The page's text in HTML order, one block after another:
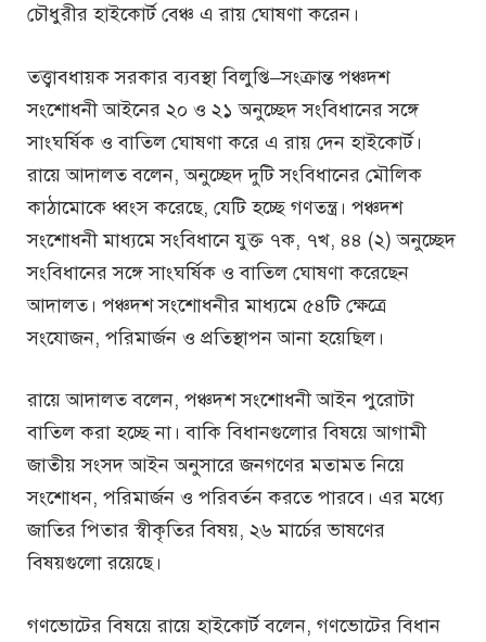
চৌধুরীর হাইকোর্ট বেঞ্চ এ রায় ঘোষণা করেন।
তত্ত্বাবধায়ক সরকার ব্যবস্থা বিলুপ্তি–সংক্রান্ত পঞ্চদশ
সংশোধনী আইনের ২০ ও ২১ অনুচ্ছেদ সংবিধানের সঙ্গে
সাংঘর্ষিক ও বাতিল ঘোষণা করে এ রায় দেন হাইকোর্ট।
রায়ে আদালত বলেন, অনুচ্ছেদ দুটি সংবিধানের মৌলিক
কাঠামোকে ধ্বংস করেছে, যেটি হচ্ছে গণতন্ত্র। পঞ্চদশ
সংশোধনী মাধ্যমে সংবিধানে যুক্ত ৭ক, ৭খ, ৪৪ (২) অনুচ্ছেদ
সংবিধানের সঙ্গে সাংঘর্ষিক ও বাতিল ঘোষণা করেছেন
আদালত। পঞ্চদশ সংশোধনীর মাধ্যমে ৫৪টি ক্ষেত্রে
সংযোজন, পরিমার্জন ও প্রতিস্থাপন আনা হয়েছিল।
রায়ে আদালত বলেন, পঞ্চদশ সংশোধনী আইন পুরোটা
বাতিল করা হচ্ছে না। বাকি বিধানগুলোর বিষয়ে আগামী
জাতীয় সংসদ আইন অনুসারে জনগণের মতামত নিয়ে
সংশোধন, পরিমার্জন ও পরিবর্তন করতে পারবে। এর মধ্যে
জাতির পিতার স্বীকৃতির বিষয়, ২৬ মার্চের ভাষণের
বিষয়গুলো রয়েছে।
গণভোটের বিষয়ে রায়ে হাইকোর্ট বলেন, গণভোটের বিধান